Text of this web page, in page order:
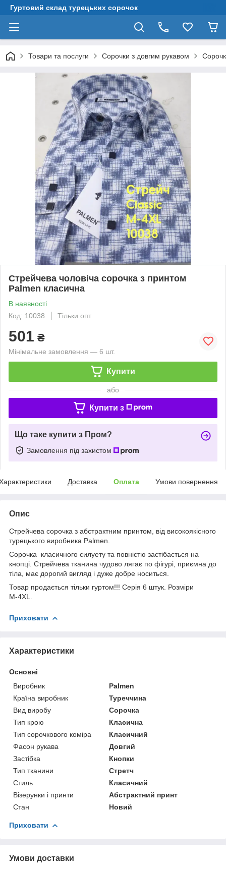
Гуртовий склад турецьких сорочок
Товари та послуги Сорочки з довгим рукавом
Стрейчева чоловіча сорочка з принтом
Palmen класична
В наявності
Код: 10038
Тільки опт
501 ₴
Мінімальне замовлення — 6 шт.
Купити
або
Купити з
Що таке купити з Пром?
Замовлення під захистом
Доставка Оплата Умови повернення
Опис
Стрейчева сорочка з абстрактним принтом, від високоякісного
турецького виробника Palmen.
Сорочка класичного силуету та повністю застібається на
кнопці. Стрейчева тканина чудово лягає по фігурі, приємна до
тіла, має дорогий вигляд і дуже добре носиться.
Товар продається тільки гуртом!!! Серія 6 штук. Розміри
М-4XL.
Приховати
Характеристики
Основні
Виробник
Palmen
Країна виробник
Туреччина
Вид виробу
Сорочка
Тип крою
Класична
Тип сорочкового коміра
Класичний
Фасон рукава
Довгий
Застібка
Кнопки
Тип тканини
Стретч
Стиль
Класичний
Візерунки і принти
Абстрактний принт
Стан
Новий
Приховати
Умови доставки